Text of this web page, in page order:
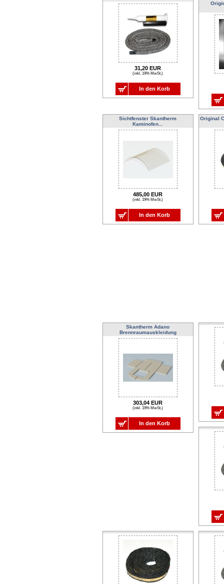
31,20 EUR
(inkl. 19% MwSt.)
In den Korb
Sichtfenster Skantherm
Kaminofen...
485,00 EUR
(inkl. 19% MwSt.)
In den Korb
Original
Skantherm Adano
Brennraumauskleidung
303,04 EUR
(inkl. 19% MwSt.)
In den Korb